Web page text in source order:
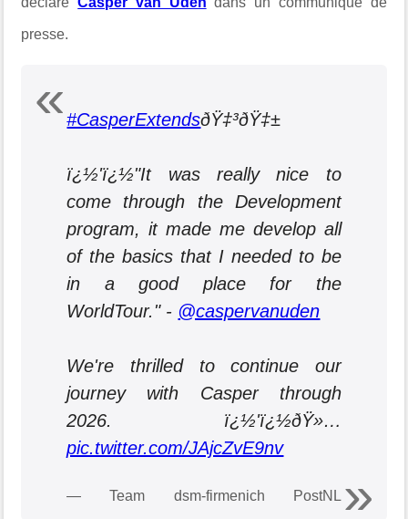
presse.
#CasperExtendsðŸ‡³ðŸ‡±
ï¿½'ï¿½"It was really nice to
come through the Development
program, it made me develop all
of the basics that I needed to be
in a good place for the
WorldTour." - @caspervanuden
We're thrilled to continue our
journey with Casper through
2026. ï¿½'ï¿½ðŸ»…
pic.twitter.com/JAjcZvE9nv
— Team dsm-firmenich PostNL